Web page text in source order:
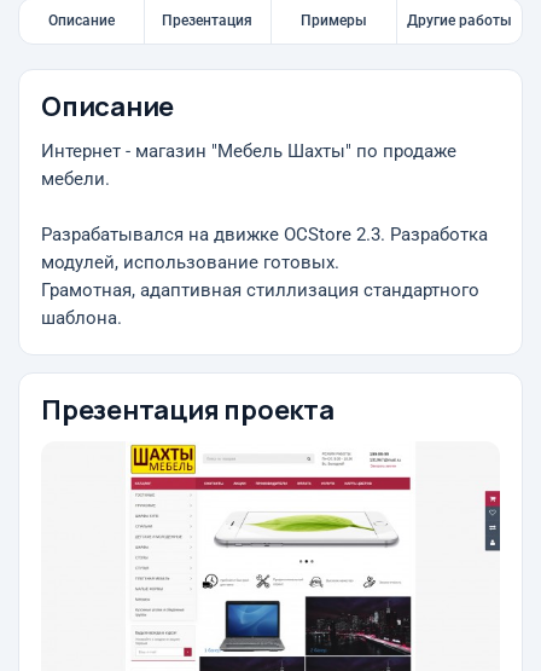
Описание Презентация Примеры Другие работы
Описание
Интернет - магазин "Мебель Шахты" по продаже
мебели.
Разрабатывался на движке OCStore 2.3. Разработка
модулей, использование готовых.
Грамотная, адаптивная стиллизация стандартного
шаблона.
Презентация проекта